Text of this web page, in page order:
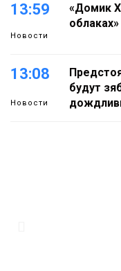
13:59
Новости
«Домик
13:08
Новости
будут